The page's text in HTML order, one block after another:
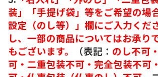
装」「手提げ袋」等をご希望の場
設定（のし等）」欄にご入力くだ
し、一部の商品についてはお承り
もございます。
（表記： のし不可
可・二重包装不可・完全包装不可